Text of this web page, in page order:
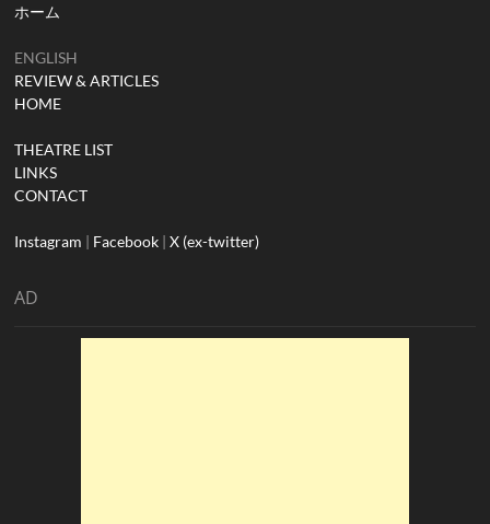
ホーム
ENGLISH
REVIEW & ARTICLES
HOME
THEATRE LIST
LINKS
CONTACT
Instagram | Facebook |X (ex-twitter)
AD